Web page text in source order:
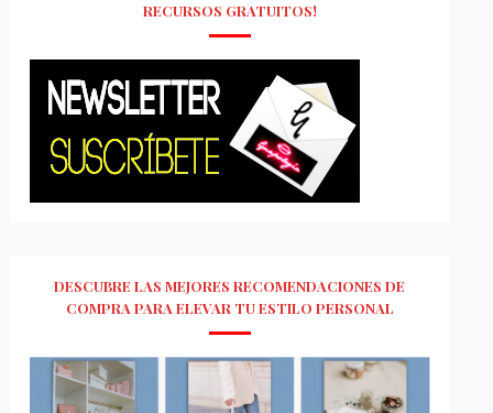
RECURSOS GRATUITOS!
DESCUBRE LAS MEJORES RECOMENDACIONES DE
COMPRA PARA ELEVAR TU ESTILO PERSONAL